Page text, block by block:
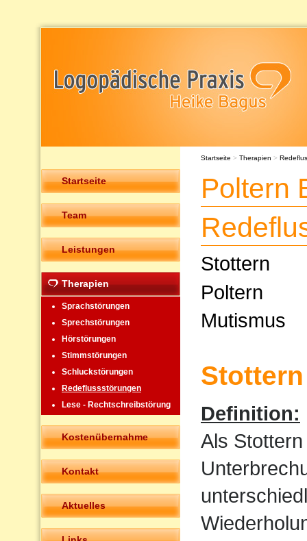
Startseite
Team
Leistungen
Therapien
Sprachstörungen
Sprechstörungen
Hörstörungen
Stimmstörungen
Schluckstörungen
Redeflussstörungen
Lese - Rechtschreibstörung
Kostenübernahme
Kontakt
Aktuelles
Startseite > Therapien >
Poltern
Stottern
Poltern
Mutismus
Stottern
Definition:
Als